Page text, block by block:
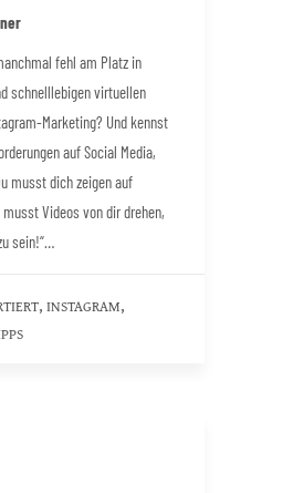
fehl am Platz in
schnelllebigen virtuellen
Marketing? Und kennst
auf Social Media,
musst dich zeigen auf
musst Videos von dir drehen,
sein!“…
, INSTAGRAM,